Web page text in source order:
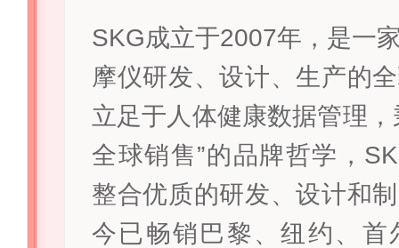
SKG成立于2007年，是一
摩仪研发、设计、生产的
立足于人体健康数据管理，
全球销售”的品牌哲学，
整合优质的研发、设计和
今已畅销巴黎、纽约、首